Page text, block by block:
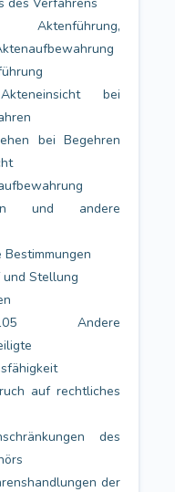
bei
bei Begehren
und andere
Stellung
Andere
auf rechtliches
des
der